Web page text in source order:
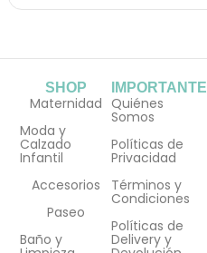
SHOP
Maternidad
Moda y
Calzado
Infantil
Accesorios
Paseo
Baño y
IMPORTANTE
Quiénes
Somos
Políticas de
Privacidad
Términos y
Condiciones
Políticas de
Delivery y